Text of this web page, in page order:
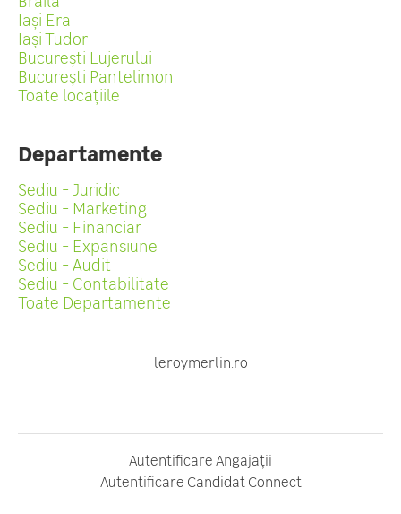
Iași Era
Iași Tudor
București Lujerului
București Pantelimon
Toate locațiile
Departamente
Sediu - Juridic
Sediu - Marketing
Sediu - Financiar
Sediu - Expansiune
Sediu - Audit
Sediu - Contabilitate
Toate Departamente
leroymerlin.ro
Autentificare Angajații
Autentificare Candidat Connect